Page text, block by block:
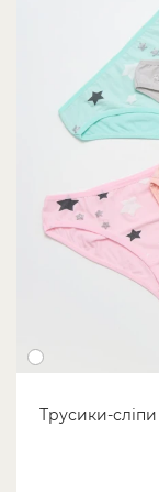
Трусики-сліпи